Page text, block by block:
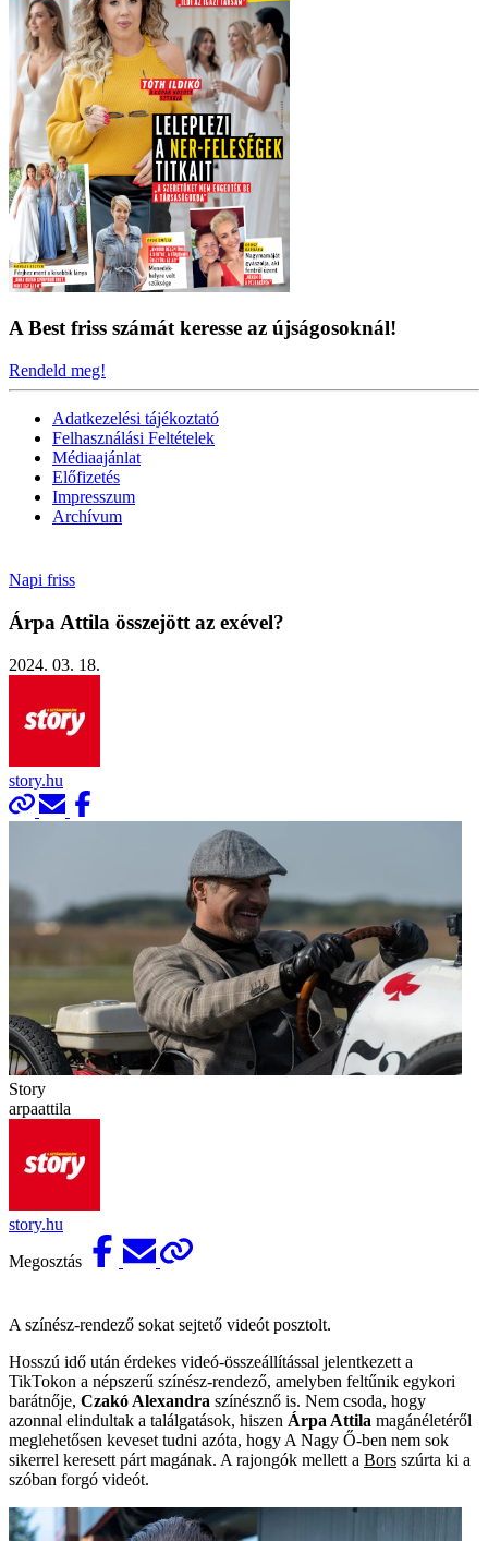
A Best friss számát keresse az újságosoknál!
Rendeld meg!
Adatkezelési tájékoztató
Felhasználási Feltételek
Médiaajánlat
Előfizetés
Impresszum
Archívum
Napi friss
Árpa Attila összejött az exével?
2024. 03. 18.
story.hu
Story
arpaattila
story.hu
Megosztás
A színész-rendező sokat sejtető videót posztolt.
Hosszú idő után érdekes videó-összeállítással jelentkezett a
TikTokon a népszerű színész-rendező, amelyben feltűnik egykori
barátnője, Czakó Alexandra színésznő is. Nem csoda, hogy
azonnal elindultak a találgatások, hiszen Árpa Attila magánéletéről
meglehetősen keveset tudni azóta, hogy A Nagy Ő-ben nem sok
sikerrel keresett párt magának. A rajongók mellett a Bors szúrta ki a
szóban forgó videót.